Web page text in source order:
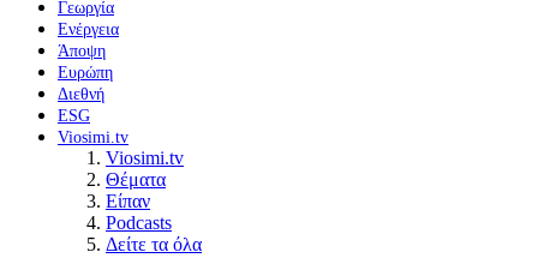
Γεωργία
Ενέργεια
Άποψη
Ευρώπη
Διεθνή
ESG
Viosimi.tv
Viosimi.tv
Θέματα
Είπαν
Podcasts
Δείτε τα όλα